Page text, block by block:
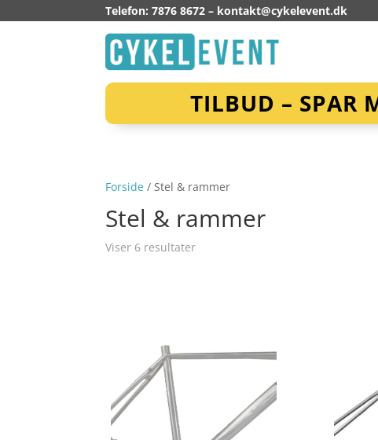
Telefon: 7876 8672 – kontakt@cykelevent.dk
TILBUD – SPAR
Forside / Stel & rammer
Stel & rammer
Viser 6 resultater